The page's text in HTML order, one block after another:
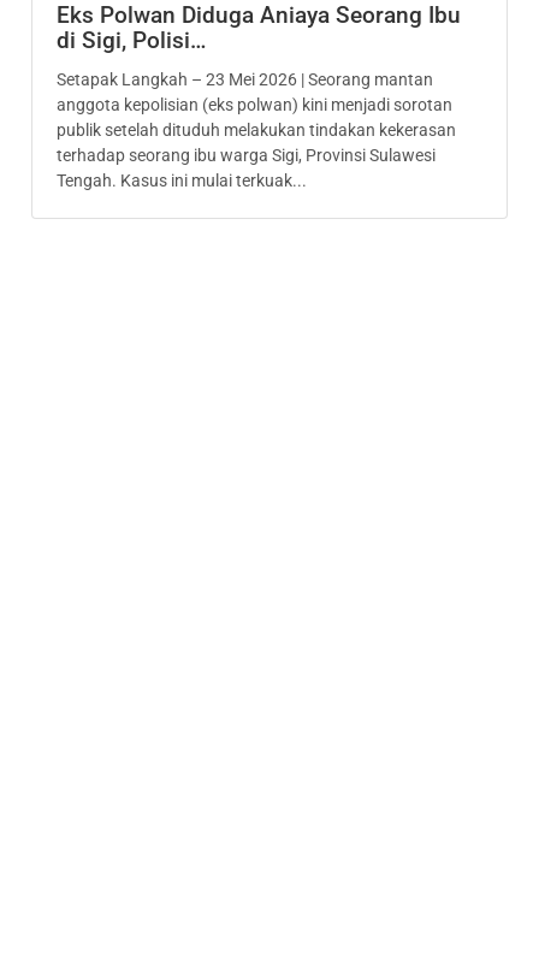
Eks Polwan Diduga Aniaya Seorang Ibu
di Sigi, Polisi…
Setapak Langkah – 23 Mei 2026 | Seorang mantan
anggota kepolisian (eks polwan) kini menjadi sorotan
publik setelah dituduh melakukan tindakan kekerasan
terhadap seorang ibu warga Sigi, Provinsi Sulawesi
Tengah. Kasus ini mulai terkuak...